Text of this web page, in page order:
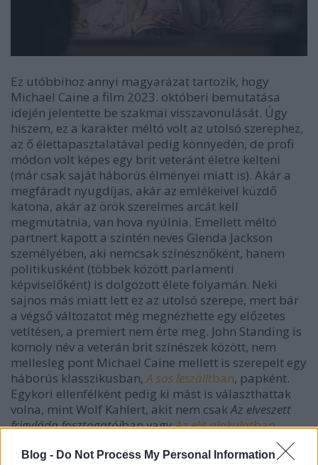
Blog - Do Not Process My Personal Information
Ez utóbbihoz annyi magyarázat tartozik, hogy
Michael Caine a film 2023. októberi bemutatása
idején jelentette be szakmai visszavonulását. Úgy
hiszem, ez a karakter méltó volt az utolsó szerephez,
az ő élettapasztalatával pedig könnyedén, de profi
módon volt képes egy brit veteránt életre kelteni
(már csak saját háborús élményei miatt is). Akár a
megfáradt nyugdíjas, akár az emlékeivel küzdő
katona, akár az örök szerelmes arcát kell
megmutatnia, van hova nyúlnia. Emellett méltó
partnert kapott a szintén neves Glenda Jackson
személyében, aki nemcsak színésznőként, hanem
politikusként (többek között parlamenti
képviselőként) is dolgozott élete folyamán. Neki
sajnos más miatt lett ez az utolsó szerepe, mert bár
a végső változatot még megnézhette egy előzetes
vetítésen, a premiert nem érte meg. John Standing is
komoly név a veterán brit színészek között, nem
mellesleg pont Michael Caine mellett is szerepelt egy
háborús klasszikusban,A sas leszálltban, papként.
Egykori ellenfélként pedig ki mást is választhattak
volna, mint Wolf Kahlert, akit nem csakAz elveszett
frigyláda fosztogatóiban vagyAz elit alakulatban
láthattunk már német katonatisztként. Az alábbi
jelenetben mindhármójukat láthatjuk.